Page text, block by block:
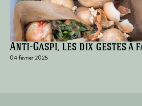
Anti-Gaspi, les dix gestes à
04 février 2025